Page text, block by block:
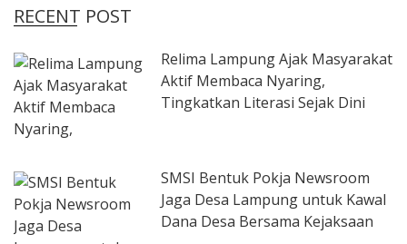
RECENT POST
Relima Lampung Ajak Masyarakat
Aktif Membaca Nyaring,
Tingkatkan Literasi Sejak Dini
SMSI Bentuk Pokja Newsroom
Jaga Desa Lampung untuk Kawal
Dana Desa Bersama Kejaksaan